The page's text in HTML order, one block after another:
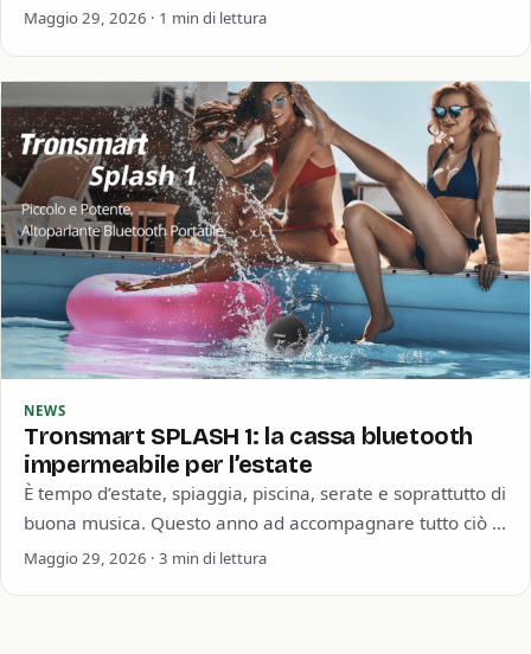
Home, un…
Maggio 29, 2026 · 1 min di lettura
NEWS
Tronsmart SPLASH 1: la cassa bluetooth
impermeabile per l’estate
È tempo d’estate, spiaggia, piscina, serate e soprattutto di
buona musica. Questo anno ad accompagnare tutto ciò ci
pensa Tronsmart con la…
Maggio 29, 2026 · 3 min di lettura